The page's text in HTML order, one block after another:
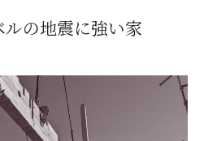
の地震に強い家